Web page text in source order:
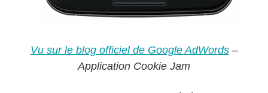
Vu sur le blog officiel de Google AdWords–
Application Cookie Jam